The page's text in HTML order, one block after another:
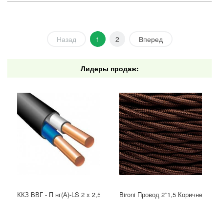
Назад 1 2 Вперед
Лидеры продаж:
ККЗ ВВГ - П нг(А)-LS 2 х 2,5 ГОСТ Bironi Провод 2*1,5 Коричневый